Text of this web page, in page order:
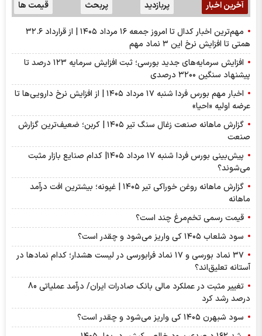
آخرین اخبار پربازدید پربحث قیمت ها
مهم‌ترین اخبار کدال تا امروز جمعه ۱۶ مرداد ۱۴۰۵ | از قرارداد ۳۲.۶
همتی تا افزایش نرخ این ۳ نماد مهم
افزایش سرمایه‌های جدید بورسی؛ ثبت افزایش سرمایه ۱۲۳ درصد تا
پیشنهاد‌ سنگین ۳۲۰۰ درصدی
اخبار مهم بورس فردا شنبه ۱۷ مرداد ۱۴۰۵ | از افزایش نرخ دارویی‌ها تا
عرضه اولیه «احیا»
گزارش ماهانه صنعت زغال سنگ تیر ۱۴۰۵ | کربن؛ ضعیف‌ترین گزارش
صنعت
پیش‌بینی بورس فردا شنبه ۱۷ مرداد ۱۴۰۵| کدام صنایع بازار مثبت
می‌شوند؟
گزارش ماهانه روغن خوراکی تیر ۱۴۰۵ | غپونه؛ بیشترین افت درآمد
ماهانه
قیمت رسمی تخم‌مرغ چند است؟
سود شلعاب ۱۴۰۵ کی واریز می‌شود و چقدر است؟
۳۷ نماد بورسی و ۱۷ نماد فرابورسی در لیست هشدار؛ کدام نماد‌ها در
آستانه تعلیق‌اند؟
تغییر مثبت در عملکرد مالی بانک صادرات ایران/ درآمد عملیاتی 80
درصد رشد کرد
سود شبهرن ۱۴۰۵ کی واریز می‌شود و چقدر است؟